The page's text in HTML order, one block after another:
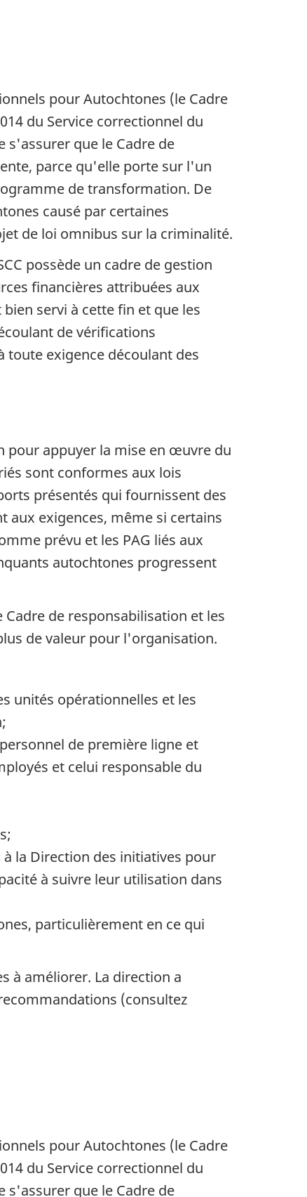
pour Autochtones (le Cadre
du Service correctionnel du
s'assurer que le Cadre de
parce qu'elle porte sur l'un
de transformation. De
causé par certaines
de loi omnibus sur la criminalité.
possède un cadre de gestion
financières attribuées aux
servi à cette fin et que les
de vérifications
exigence découlant des
pour appuyer la mise en œuvre du
sont conformes aux lois
présentés qui fournissent des
aux exigences, même si certains
prévu et les PAG liés aux
autochtones progressent
de responsabilisation et les
de valeur pour l'organisation.
unités opérationnelles et les
de première ligne et
et celui responsable du
la Direction des initiatives pour
à suivre leur utilisation dans
particulièrement en ce qui
à améliorer. La direction a
(consultez
pour Autochtones (le Cadre
du Service correctionnel du
s'assurer que le Cadre de